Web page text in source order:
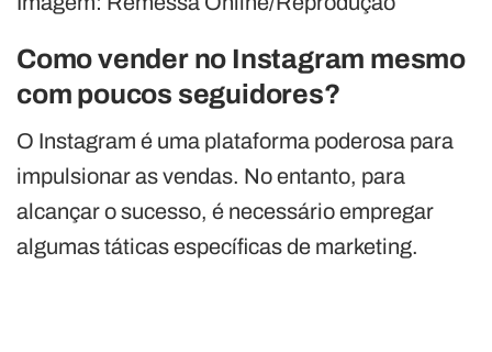
Como vender no Instagram mesmo
com poucos seguidores?
O Instagram é uma plataforma poderosa para
impulsionar as vendas. No entanto, para
alcançar o sucesso, é necessário empregar
algumas táticas específicas de marketing.